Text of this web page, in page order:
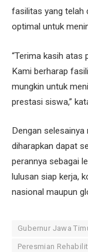
fasilitas yang telah
optimal untuk
“Terima kasih atas
Kami berharap
mungkin untuk
prestasi siswa,”
Dengan selesainya
diharapkan dapat
perannya sebagai
lulusan siap kerja,
nasional maupun
Gubernur Jawa
Peresmian